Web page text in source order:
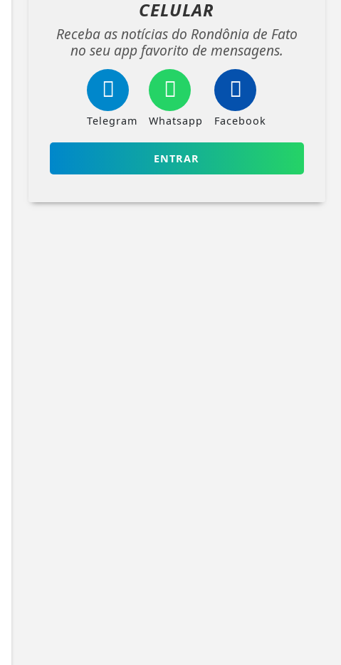
CELULAR
Receba as notícias do Rondônia de Fato
no seu app favorito de mensagens.
Telegram Whatsapp Facebook
ENTRAR